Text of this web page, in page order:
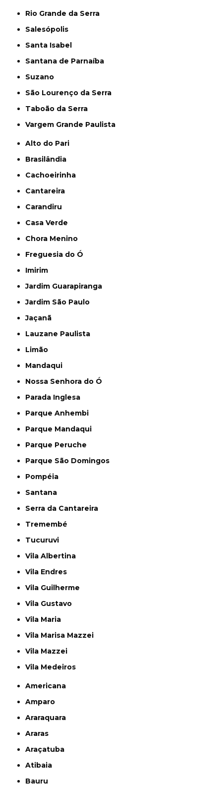
Rio Grande da Serra
Salesópolis
Santa Isabel
Santana de Parnaíba
Suzano
São Lourenço da Serra
Taboão da Serra
Vargem Grande Paulista
Alto do Pari
Brasilândia
Cachoeirinha
Cantareira
Carandiru
Casa Verde
Chora Menino
Freguesia do Ó
Imirim
Jardim Guarapiranga
Jardim São Paulo
Jaçanã
Lauzane Paulista
Limão
Mandaqui
Nossa Senhora do Ó
Parada Inglesa
Parque Anhembi
Parque Mandaqui
Parque Peruche
Parque São Domingos
Pompéia
Santana
Serra da Cantareira
Tremembé
Tucuruvi
Vila Albertina
Vila Endres
Vila Guilherme
Vila Gustavo
Vila Maria
Vila Marisa Mazzei
Vila Mazzei
Vila Medeiros
Americana
Amparo
Araraquara
Araras
Araçatuba
Atibaia
Bauru